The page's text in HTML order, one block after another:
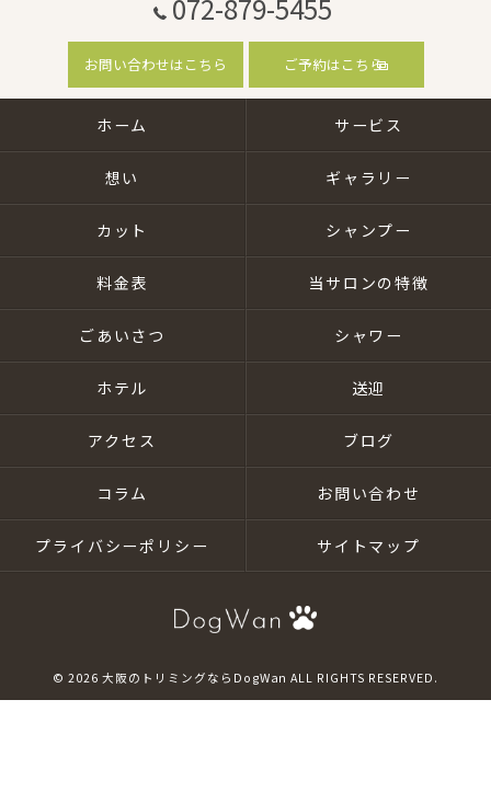
072-879-5455
お問い合わせはこちら ご予約はこちら
ホーム サービス
想い ギャラリー
カット シャンプー
料金表 当サロンの特徴
ごあいさつ シャワー
ホテル 送迎
アクセス ブログ
コラム お問い合わせ
プライバシーポリシー サイトマップ
© 2026 大阪のトリミングならDogWan ALL RIGHTS RESERVED.